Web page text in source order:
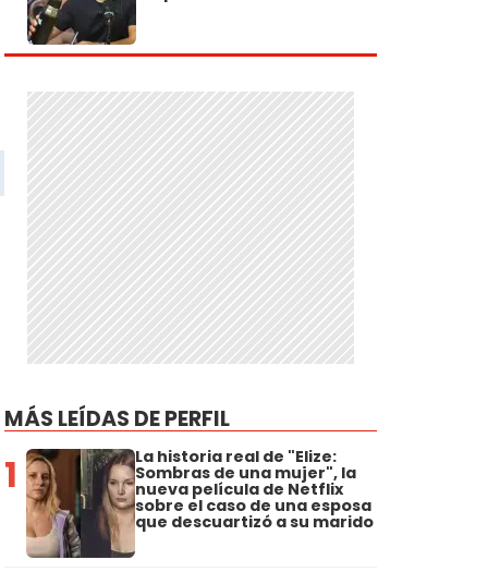
MÁS LEÍDAS DE PERFIL
1 La historia real de "Elize:
Sombras de una mujer", la
nueva película de Netflix
sobre el caso de una esposa
que descuartizó a su marido